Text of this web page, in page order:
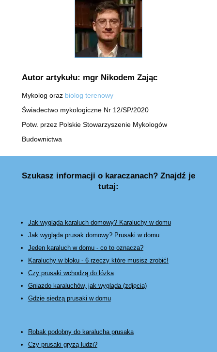
Autor artykułu: mgr Nikodem Zając
Mykolog oraz biolog terenowy
Świadectwo mykologiczne Nr 12/SP/2020
Potw. przez Polskie Stowarzyszenie Mykologów
Budownictwa
Szukasz informacji o karaczanach? Znajdź je
tutaj:
Jak wygląda karaluch domowy? Karaluchy w domu
Jak wygląda prusak domowy? Prusaki w domu
Jeden karaluch w domu - co to oznacza?
Karaluchy w bloku - 6 rzeczy które musisz zrobić!
Czy prusaki wchodzą do łóżka
Gniazdo karaluchów, jak wygląda (zdjęcia)
Gdzie siedzą prusaki w domu
Robak podobny do karalucha prusaka
Czy prusaki gryzą ludzi?